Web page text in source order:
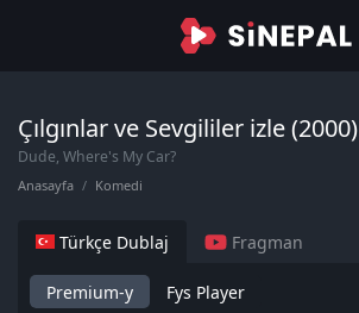
Çılgınlar ve Sevgililer izle (2000)
Dude, Where's My Car?
Anasayfa Komedi
Türkçe Dublaj Fragman
Premium-y Fys Player